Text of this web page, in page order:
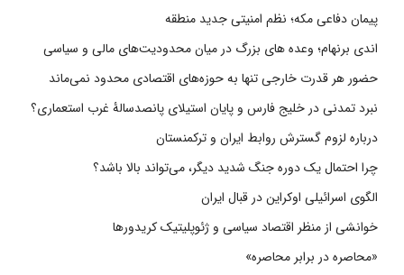
پیمان دفاعی مکه؛ نظم امنیتی جدید منطقه
اندی برنهام؛ وعده های بزرگ در میان محدودیت‌های مالی و سیاسی
حضور هر قدرت خارجی تنها به حوزه‌های اقتصادی محدود نمی‌ماند
نبرد تمدنی در خلیج فارس و پایان استیلای پانصدسالۀ غرب استعماری؟
درباره لزوم گسترش روابط ایران و ترکمنستان
چرا احتمال یک دوره جنگ شدید دیگر، می‌تواند بالا باشد؟
الگوی اسرائیلی اوکراین در قبال ایران
خوانشی از منظر اقتصاد سیاسی و ژئوپلیتیک کریدورها
«محاصره در برابر محاصره»